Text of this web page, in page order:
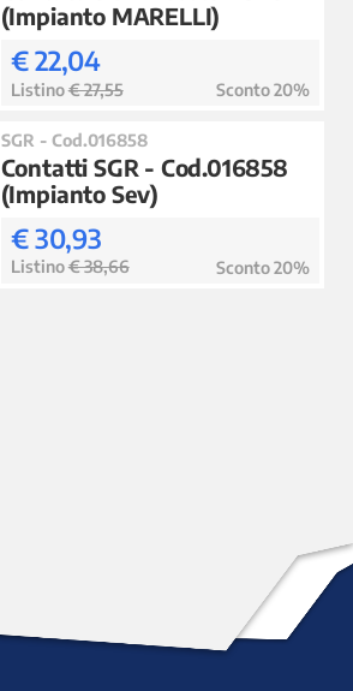
(Impianto MARELLI)
€ 22,04
Listino€ 27,55 Sconto 20%
SGR - Cod.016858
Contatti SGR - Cod.016858
(Impianto Sev)
€ 30,93
Listino€ 38,66 Sconto 20%